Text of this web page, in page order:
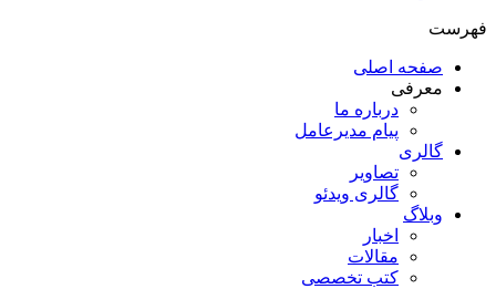
فهرست
صفحه اصلی
معرفی
درباره ما
پیام مدیرعامل
گالری
تصاویر
گالری ویدئو
وبلاگ
اخبار
مقالات
کتب تخصصی